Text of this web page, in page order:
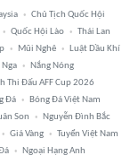
Chủ Tịch Quốc Hội
Quốc Hội Lào
Thái Lan
Mũi Nghê
Luật Dầu Khí
Nắng Nóng
Thi Đấu AFF Cup 2026
Đá
Bóng Đá Việt Nam
Son
Nguyễn Đình Bắc
Giá Vàng
Tuyển Việt Nam
Ngoại Hạng Anh